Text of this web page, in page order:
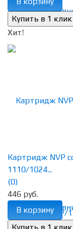
избранное
Хит!
избранное
Картридж NVP
1110/1024...
(0)
446 руб.
В корзину